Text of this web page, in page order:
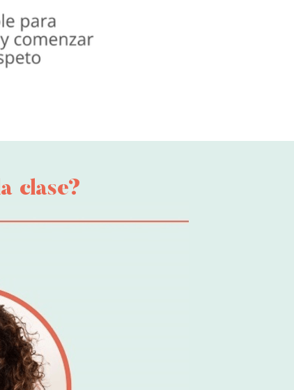
clase?